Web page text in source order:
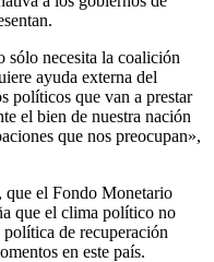
sólo necesita la coalición
ayuda externa del
políticos que van a prestar
el bien de nuestra nación
que nos preocupan»,
que el Fondo Monetario
que el clima político no
política de recuperación
en este país.